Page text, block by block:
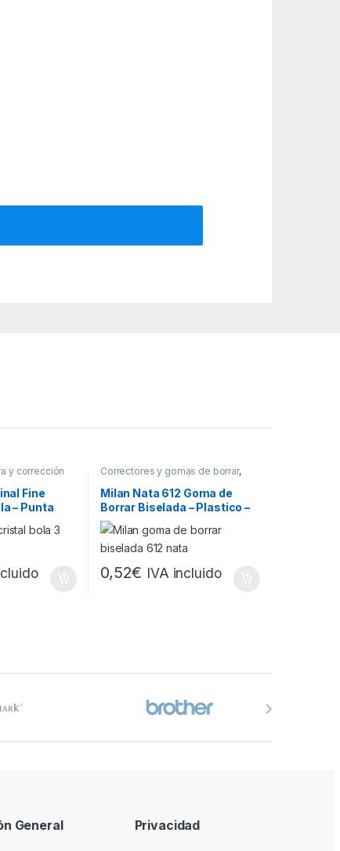
y corrección
Fine
– Punta
– Trazo
con Base
–
Correctores y gomas de borrar,
Escritura y corrección
Milan Nata 612 Goma de
Borrar Biselada – Plastico –
Suave – No Abrasiva – Color
Blanco
0,52€ IVA incluido
General Privacidad